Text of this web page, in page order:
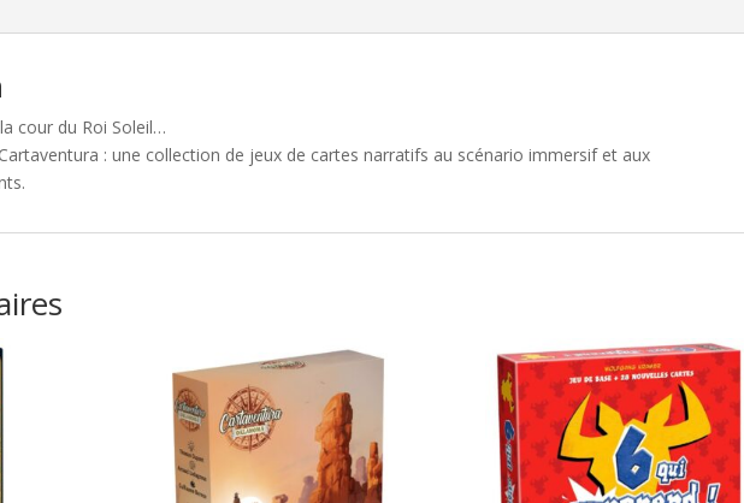
cour du Roi Soleil…
: une collection de jeux de cartes narratifs au scénario immersif et aux